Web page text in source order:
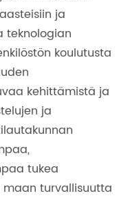
ja
teknologian
koulutusta
kehittämistä ja
ja
tukea
turvallisuutta